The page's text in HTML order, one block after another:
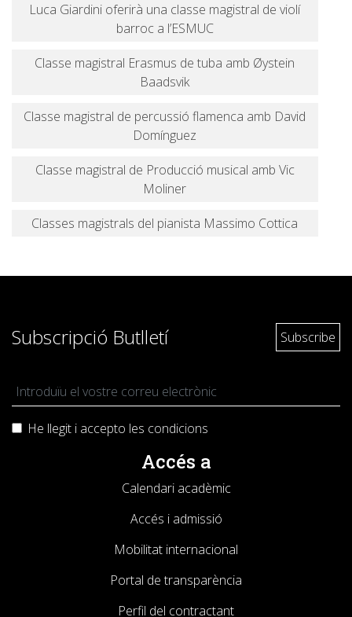
Luca Giardini oferirà una classe magistral de violí
barroc a l’ESMUC
Classe magistral Erasmus de tuba amb Øystein
Baadsvik
Classe magistral de percussió flamenca amb David
Domínguez
Classe magistral de Producció musical amb Vic
Moliner
Classes magistrals del pianista Massimo Cottica
Subscripció Butlletí
He llegit i accepto les condicions
Accés a
Calendari acadèmic
Accés i admissió
Mobilitat internacional
Portal de transparència
Perfil del contractant